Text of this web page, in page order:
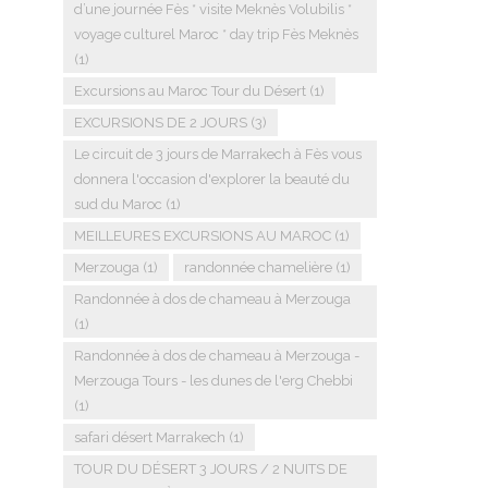
d’une journée Fès * visite Meknès Volubilis *
voyage culturel Maroc * day trip Fès Meknès
(1)
Excursions au Maroc Tour du Désert (1)
EXCURSIONS DE 2 JOURS (3)
Le circuit de 3 jours de Marrakech à Fès vous
donnera l'occasion d'explorer la beauté du
sud du Maroc (1)
MEILLEURES EXCURSIONS AU MAROC (1)
Merzouga (1) randonnée chamelière (1)
Randonnée à dos de chameau à Merzouga
(1)
Randonnée à dos de chameau à Merzouga -
Merzouga Tours - les dunes de l'erg Chebbi
(1)
safari désert Marrakech (1)
TOUR DU DÉSERT 3 JOURS / 2 NUITS DE